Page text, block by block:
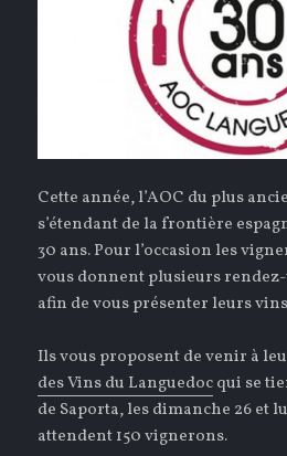
Cette année, l’AOC du plus
s’étendant de la frontière
30 ans. Pour l’occasion les
vous donnent plusieurs
afin de vous présenter leurs
Ils vous proposent de venir à
des Vins du Languedocqui se
de Saporta, les dimanche 26 et
attendent 150 vignerons.